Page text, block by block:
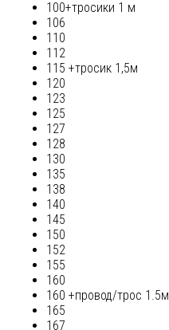
100+тросики 1 м
106
110
112
115 +тросик 1,5м
120
123
125
127
128
130
135
138
140
145
150
152
155
160
160 +провод/трос 1.5м
165
167